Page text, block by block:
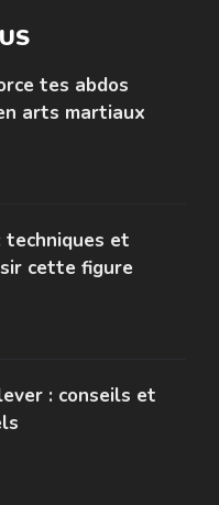
tes abdos
arts martiaux
et
cette figure
: conseils et